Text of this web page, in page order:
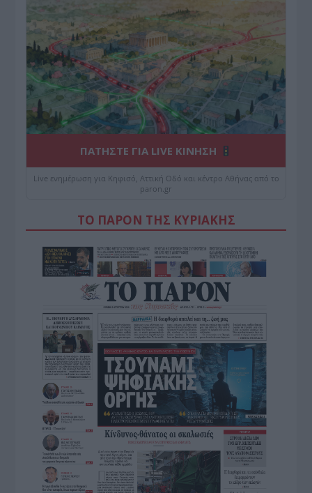
ΠΑΤΗΣΤΕ ΓΙΑ LIVE ΚΙΝΗΣΗ
Live ενημέρωση για Κηφισό, Αττική Οδό και κέντρο Αθήνας από το
paron.gr
ΤΟ ΠΑΡΟΝ ΤΗΣ ΚΥΡΙΑΚΗΣ